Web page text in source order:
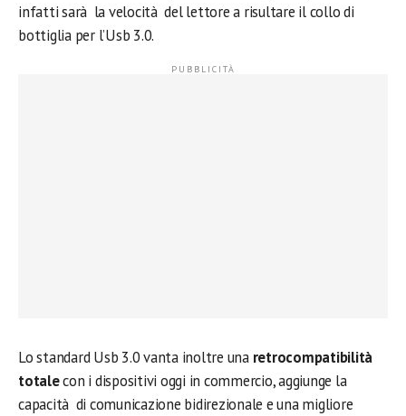
infatti sarà la velocità del lettore a risultare il collo di
bottiglia per l’Usb 3.0.
Lo standard Usb 3.0 vanta inoltre una retrocompatibilità
totalecon i dispositivi oggi in commercio, aggiunge la
capacità di comunicazione bidirezionale e una migliore